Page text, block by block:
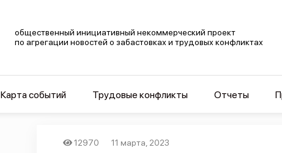
общественный инициативный некоммерческий проект
по агрегации новостей о забастовках и трудовых конфликтах
Карта событий Трудовые конфликты Отчеты
12970
11 марта, 2023